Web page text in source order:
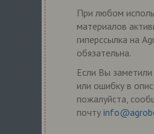
При любом
материалов
гиперссылка на
обязательна.
Если Вы
или ошибку в
пожалуйста,
почту